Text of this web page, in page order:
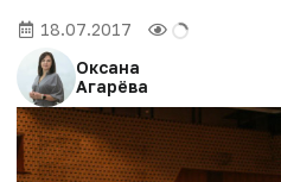
18.07.2017
Оксана
Агарёва